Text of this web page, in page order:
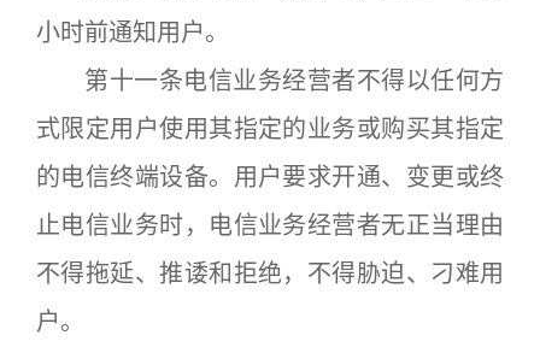
小时前通知用户。
第十一条电信业务经营者不得以任何方
式限定用户使用其指定的业务或购买其指定
的电信终端设备。用户要求开通、变更或终
止电信业务时，电信业务经营者无正当理由
不得拖延、推诿和拒绝，不得胁迫、刁难用
户。